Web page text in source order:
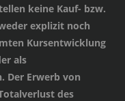
keine Kauf- bzw.
explizit noch
Kursentwicklung
als
Der Erwerb von
des